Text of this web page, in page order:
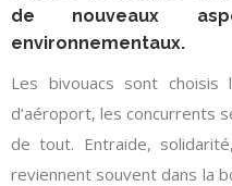
de nouveaux
environnementaux.
Les bivouacs sont
d’aéroport, les concurrents
de tout. Entraide,
reviennent souvent dans la